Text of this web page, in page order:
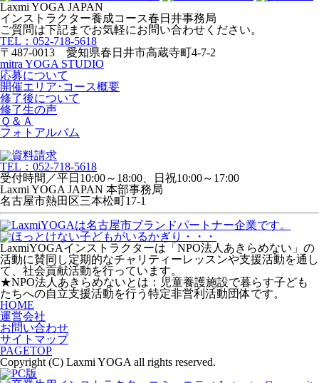
Laxmi YOGA JAPAN
インストラクター養成コース春日井事務局
ご質問は下記までお気軽にお問い合わせください。
TEL：052-718-5618
〒487-0013 愛知県春日井市高蔵寺町4-7-2
mitra YOGA STUDIO
応募について
開催エリア･コース概要
修了後について
修了生の声
Ｑ＆Ａ
フォトアルバム
TEL：052-718-5618
受付時間／平日10:00～18:00、日祝10:00～17:00
Laxmi YOGA JAPAN 本部事務局
名古屋市熱田区三本松町17-1
LaxmiYOGAインストラクターは「 NPO法人あきらめない 」の
活動に賛同し定期的なチャリティーレッスンや支援活動を通し
て、社会貢献活動を行っています。
★NPO法人あきらめないとは：児童養護施設で暮らす子ども
たちへの自立支援活動を行う特定非営利活動団体です。
HOME
運営会社
お問い合わせ
サイトマップ
PAGETOP
Copyright (C) Laxmi YOGA all rights reserved.